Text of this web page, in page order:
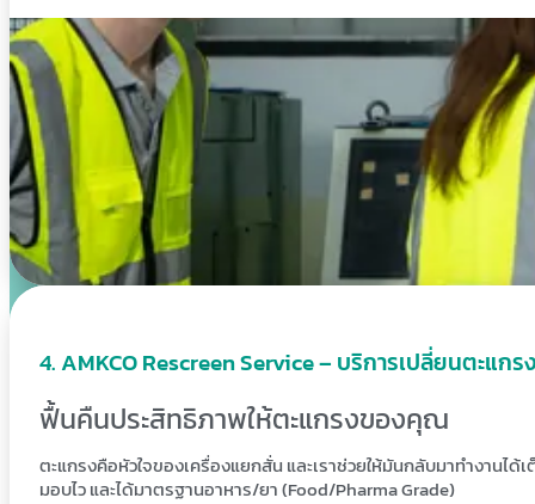
. AMKCO Rescreen Service – บริการเปลี่ยนตะแก
ฟื้นคืนประสิทธิภาพให้ตะแกรงของคุณ
ตะแกรงคือหัวใจของเครื่องแยกสั่น และเราช่วยให้มันกลับมาทำงานไ
มอบไว และได้มาตรฐานอาหาร/ยา (Food/Pharma Grade)